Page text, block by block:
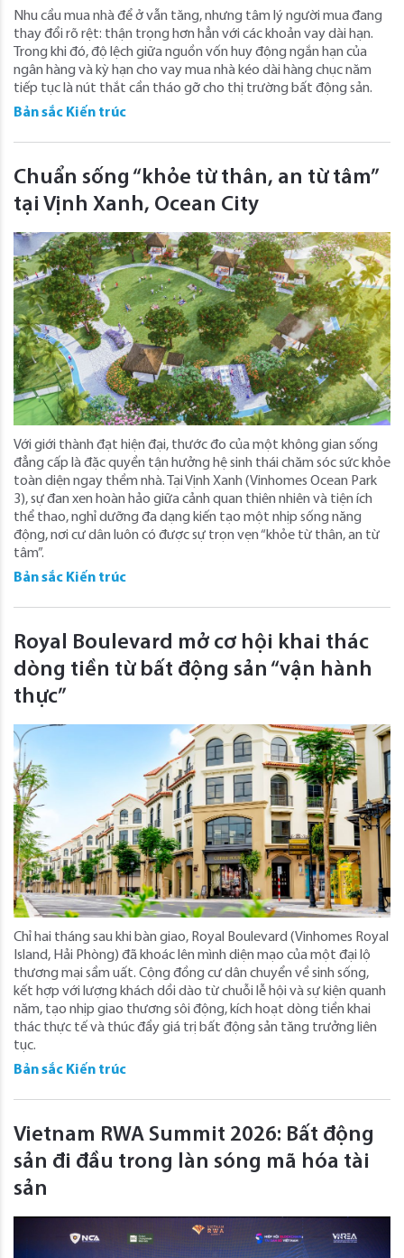
Nhu cầu mua nhà để ở vẫn tăng, nhưng tâm lý người mua đang
thay đổi rõ rệt: thận trọng hơn hẳn với các khoản vay dài hạn.
Trong khi đó, độ lệch giữa nguồn vốn huy động ngắn hạn của
ngân hàng và kỳ hạn cho vay mua nhà kéo dài hàng chục năm
tiếp tục là nút thắt cần tháo gỡ cho thị trường bất động sản.
Bản sắc Kiến trúc
Chuẩn sống “khỏe từ thân, an từ tâm”
tại Vịnh Xanh, Ocean City
Với giới thành đạt hiện đại, thước đo của một không gian sống
đẳng cấp là đặc quyền tận hưởng hệ sinh thái chăm sóc sức khỏe
toàn diện ngay thềm nhà. Tại Vịnh Xanh (Vinhomes Ocean Park
3), sự đan xen hoàn hảo giữa cảnh quan thiên nhiên và tiện ích
thể thao, nghỉ dưỡng đa dạng kiến tạo một nhịp sống năng
động, nơi cư dân luôn có được sự trọn vẹn “khỏe từ thân, an từ
tâm”.
Bản sắc Kiến trúc
Royal Boulevard mở cơ hội khai thác
dòng tiền từ bất động sản “vận hành
thực”
Chỉ hai tháng sau khi bàn giao, Royal Boulevard (Vinhomes Royal
Island, Hải Phòng) đã khoác lên mình diện mạo của một đại lộ
thương mại sầm uất. Cộng đồng cư dân chuyển về sinh sống,
kết hợp với lượng khách dồi dào từ chuỗi lễ hội và sự kiện quanh
năm, tạo nhịp giao thương sôi động, kích hoạt dòng tiền khai
thác thực tế và thúc đẩy giá trị bất động sản tăng trưởng liên
tục.
Bản sắc Kiến trúc
Vietnam RWA Summit 2026: Bất động
sản đi đầu trong làn sóng mã hóa tài
sản